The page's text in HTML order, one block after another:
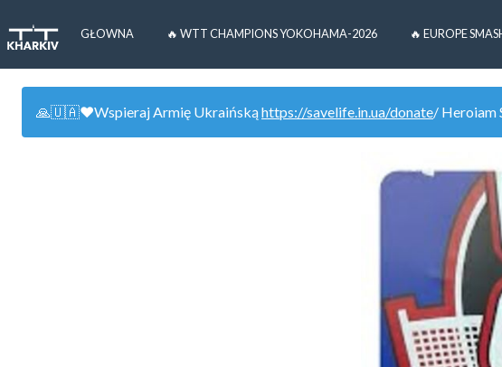
GŁOWNA 🔥 WTT CHAMPIONS YOKOHAMA-2026 🔥 EUROPE
🙏🇺🇦❤️Wspieraj Armię Ukraińskąhttps://savelife.in.ua/donate/ Heroiam